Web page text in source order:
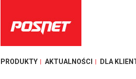
PRODUKTY AKTUALNOŚCI DLA